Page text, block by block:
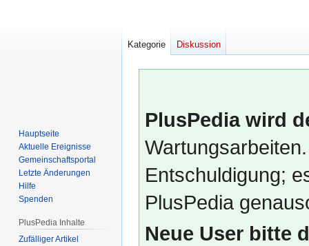
PlusPedia wird
Entschuldigung;
PlusPedia
Neue User bitte
Kategorie Diskussion
Hauptseite
Aktuelle Ereignisse
Gemeinschafts­portal
Letzte Änderungen
Hilfe
Spenden
PlusPedia Inhalte
Zufälliger Artikel